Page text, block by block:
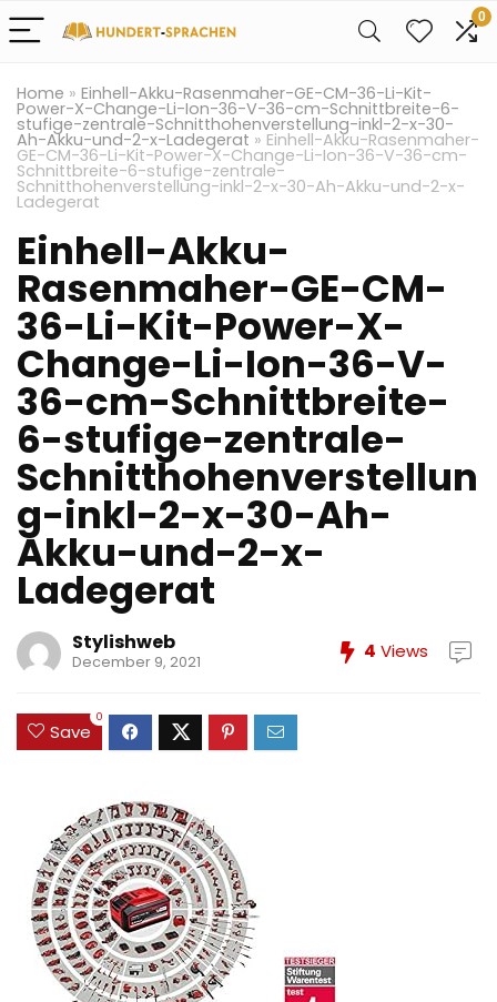
0
Home » Einhell-Akku-Rasenmaher-GE-CM-36-Li-Kit-
Power-X-Change-Li-Ion-36-V-36-cm-Schnittbreite-6-
stufige-zentrale-Schnitthohenverstellung-inkl-2-x-30-
Ah-Akku-und-2-x-Ladegerat » Einhell-Akku-Rasenmaher-
GE-CM-36-Li-Kit-Power-X-Change-Li-Ion-36-V-36-cm-
Schnittbreite-6-stufige-zentrale-
Schnitthohenverstellung-inkl-2-x-30-Ah-Akku-und-2-x-
Ladegerat
Einhell-Akku-
Rasenmaher-GE-CM-
36-Li-Kit-Power-X-
Change-Li-Ion-36-V-
36-cm-Schnittbreite-
6-stufige-zentrale-
Schnitthohenverstellun
g-inkl-2-x-30-Ah-
Akku-und-2-x-
Ladegerat
Stylishweb
December 9, 2021 4 Views
Save
0